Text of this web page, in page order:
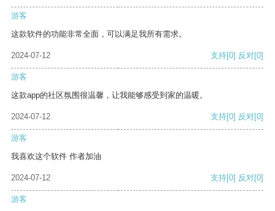
游客
这款软件的功能非常全面，可以满足我所有需求。
2024-07-12 支持[0] 反对[0]
游客
这款app的社区氛围很温馨，让我能够感受到家的温暖。
2024-07-12 支持[0] 反对[0]
游客
我喜欢这个软件 作者加油
2024-07-12 支持[0] 反对[0]
游客